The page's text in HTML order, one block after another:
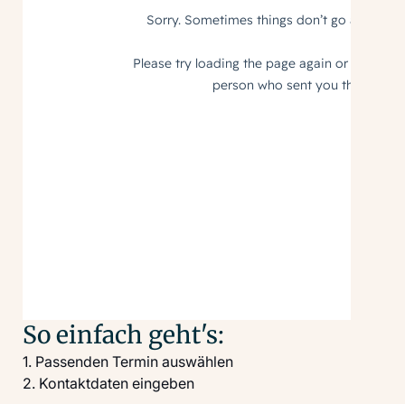
So einfach geht's:
1. Passenden Termin auswählen
2. Kontaktdaten eingeben